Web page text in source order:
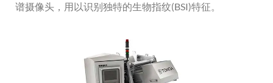
谱摄像头，用以识别独特的生物指纹(BSI)特征。